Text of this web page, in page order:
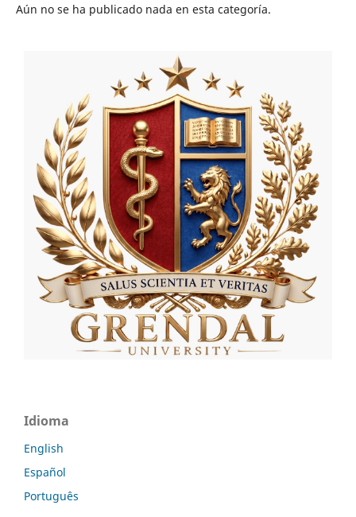
Aún no se ha publicado nada en esta categoría.
Idioma
English
Español
Português